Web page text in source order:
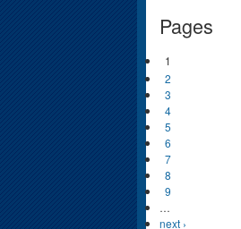
Pages
1
2
3
4
5
6
7
8
9
…
next ›